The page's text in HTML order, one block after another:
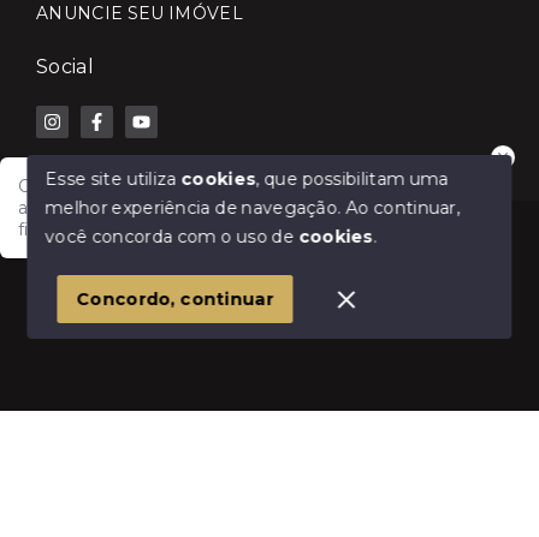
Olá! Fale com a Lilian Carla Imóveis e receba
atendimento rápido para comprar, vender, alugar ou
financiar seu imóvel.
ANUNCIE SEU IMÓVEL
Social
© Copyright 2026 - Lilian Carla Imóveis - Todos os
SITE PARA IMOBILIARIA
Esse site utiliza cookies, que possibilitam uma
melhor experiência de navegação.Ao continuar,
você concorda com o uso de cookies.
Concordo, continuar